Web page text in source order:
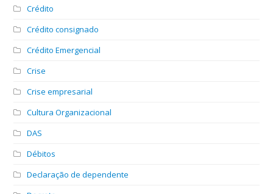
Crédito
Crédito consignado
Crédito Emergencial
Crise
Crise empresarial
Cultura Organizacional
DAS
Débitos
Declaração de dependente